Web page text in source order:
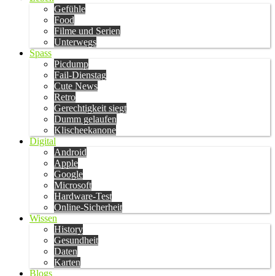
Gefühle
Food
Filme und Serien
Unterwegs
Spass
Picdump
Fail-Dienstag
Cute News
Retro
Gerechtigkeit siegt
Dumm gelaufen
Klischeekanone
Digital
Android
Apple
Google
Microsoft
Hardware-Test
Online-Sicherheit
Wissen
History
Gesundheit
Daten
Karten
Blogs